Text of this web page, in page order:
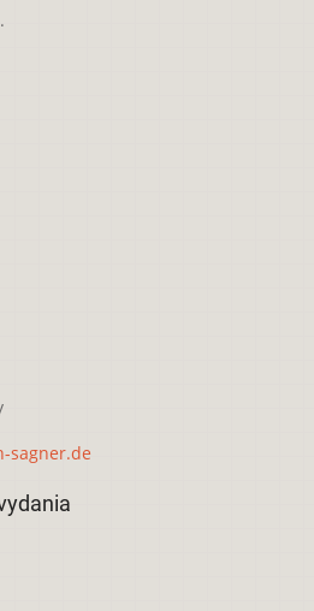
sagner.de